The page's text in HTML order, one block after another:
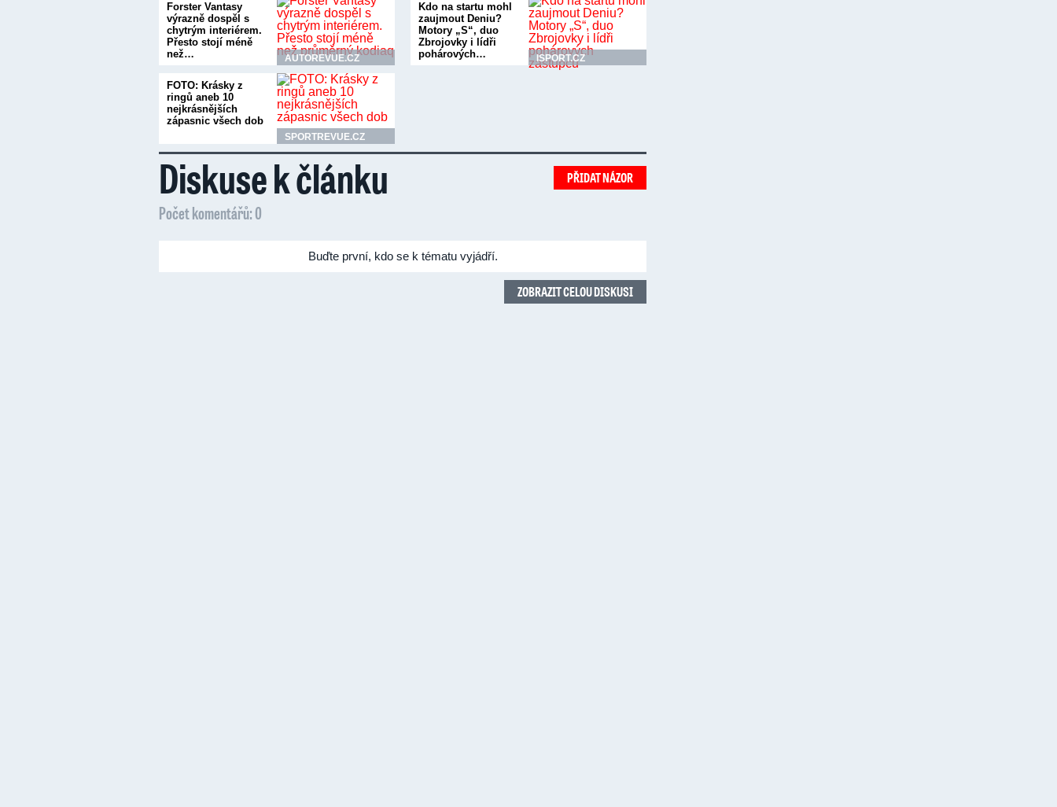
Forster Vantasy
výrazně dospěl s
chytrým interiérem.
Přesto stojí méně
než…
AUTOREVUE.CZ
Kdo na startu mohl
zaujmout Deniu?
Motory „S“, duo
Zbrojovky i lídři
pohárových…
ISPORT.CZ
FOTO: Krásky z
ringů aneb 10
nejkrásnějších
zápasnic všech dob
SPORTREVUE.CZ
Diskuse k článku PŘIDAT NÁZOR
Počet komentářů: 0
Buďte první, kdo se k tématu vyjádří.
ZOBRAZIT CELOU DISKUSI